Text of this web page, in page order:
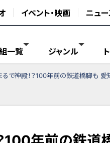
イベント・映画 ニュ
一覧 ジャンル
るで神殿！？100年前の鉄道橋脚も 愛